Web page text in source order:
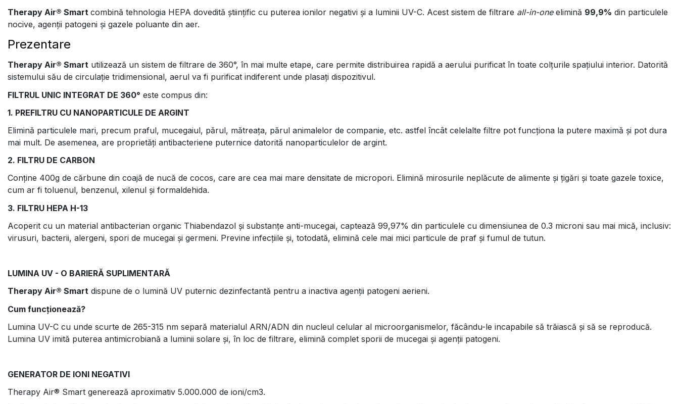
Therapy Air® Smart combină tehnologia HEPA dovedită științific cu puterea ionilor negativi și a luminii UV-C. Acest sistem de filtrare all-in-oneelimină 99,9% din particulele
nocive, agenții patogeni și gazele poluante din aer.
Prezentare
Therapy Air® Smart utilizează un sistem de filtrare de 360°, în mai multe etape, care permite distribuirea rapidă a aerului purificat în toate colțurile spațiului interior. Datorită
sistemului său de circulație tridimensional, aerul va fi purificat indiferent unde plasați dispozitivul.
FILTRUL UNIC INTEGRAT DE 360° este compus din:
1. PREFILTRU CU NANOPARTICULE DE ARGINT
Elimină particulele mari, precum praful, mucegaiul, părul, mătreața, părul animalelor de companie, etc. astfel încât celelalte filtre pot funcționa la putere maximă și pot dura
mai mult. De asemenea, are proprietăți antibacteriene puternice datorită nanoparticulelor de argint.
2. FILTRU DE CARBON
Conține 400g de cărbune din coajă de nucă de cocos, care are cea mai mare densitate de micropori. Elimină mirosurile neplăcute de alimente și țigări și toate gazele toxice,
cum ar fi toluenul, benzenul, xilenul și formaldehida.
3. FILTRU HEPA H-13
Acoperit cu un material antibacterian organic Thiabendazol și substanțe anti-mucegai, captează 99,97% din particulele cu dimensiunea de 0.3 microni sau mai mică, inclusiv:
virusuri, bacterii, alergeni, spori de mucegai și germeni. Previne infecțiile și, totodată, elimină cele mai mici particule de praf și fumul de tutun.
LUMINA UV - O BARIERĂ SUPLIMENTARĂ
Therapy Air® Smart dispune de o lumină UV puternic dezinfectantă pentru a inactiva agenții patogeni aerieni.
Cum funcționează?
Lumina UV-C cu unde scurte de 265-315 nm separă materialul ARN/ADN din nucleul celular al microorganismelor, făcându-le incapabile să trăiască și să se reproducă.
Lumina UV imită puterea antimicrobiană a luminii solare și, în loc de filtrare, elimină complet sporii de mucegai și agenții patogeni.
GENERATOR DE IONI NEGATIVI
Therapy Air® Smart generează aproximativ 5.000.000 de ioni/cm3.